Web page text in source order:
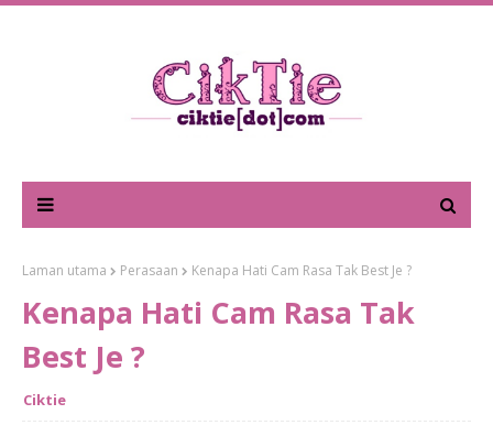
Laman utama Perasaan Kenapa Hati Cam Rasa Tak Best Je ?
Kenapa Hati Cam Rasa Tak
Best Je ?
Ciktie